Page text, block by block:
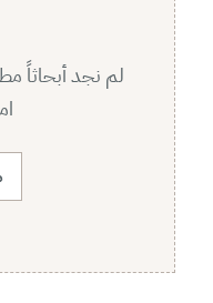
لم نجد أبحاثاً